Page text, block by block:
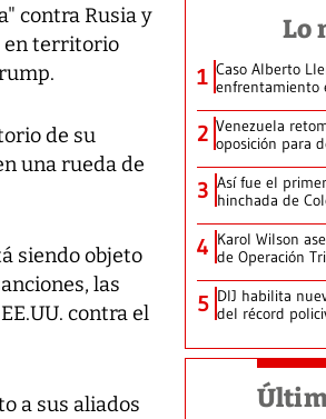
contra Rusia y
en territorio
de su
una rueda de
siendo objeto
las
contra el
a sus aliados
Lo
1 Caso Alberto
enfrentamiento
2 Venezuela
oposición para
3 Así fue el
hinchada de
4 Karol Wilson
de Operación
5 DIJ habilita
del récord